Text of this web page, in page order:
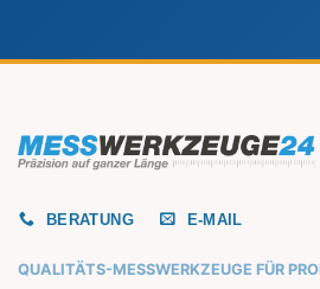
BERATUNG E-MAIL
QUALITÄTS-MESSWERKZEUGE FÜR